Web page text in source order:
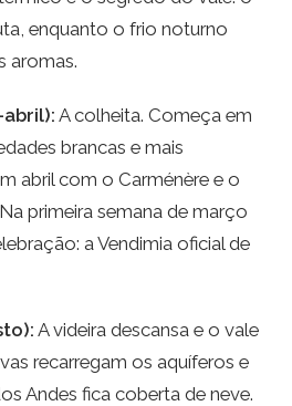
enquanto o frio noturno
aromas.
A colheita. Começa em
brancas e mais
abril com o Carménère e o
primeira semana de março
a Vendimia oficial de
A videira descansa e o vale
recarregam os aquíferos e
Andes fica coberta de neve.